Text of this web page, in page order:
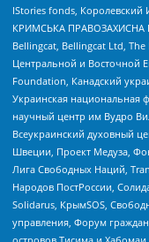
IStories fonds,
КРИМСЬКА ПРАВОЗАХИСНА
Bellingcat, Bellingcat Ltd,
Центральной и Восточной
Foundation, Канадский
Украинская национальная
научный центр им Вудро
Всеукраинский духовный
Швеции, Проект Медуза,
Лига Свободных Наций,
Народов ПостРоссии,
Solidarus, КрымSOS,
управления, Форум